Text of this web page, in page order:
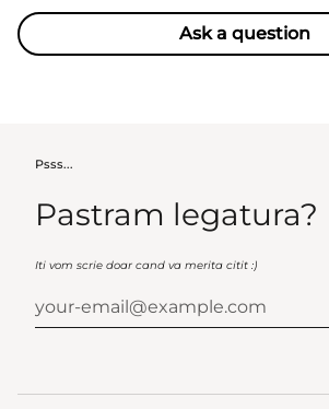
Ask a question
Psss...
Pastram legatura?
Iti vom scrie doar cand va merita citit :)